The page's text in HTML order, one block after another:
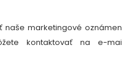
marketingové
kontaktovať na e-